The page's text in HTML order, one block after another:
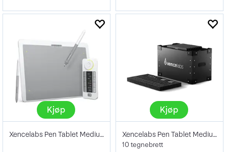
Kjøp
Xencelabs Pen Tablet Medium Bundle SE
Kjøp
Xencelabs Pen Tablet Medium Education Pk
10 tegnebrett